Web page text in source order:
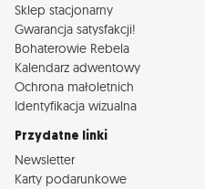
Sklep stacjonarny
Gwarancja satysfakcji!
Bohaterowie Rebela
Kalendarz adwentowy
Ochrona małoletnich
Identyfikacja wizualna
Przydatne linki
Newsletter
Karty podarunkowe